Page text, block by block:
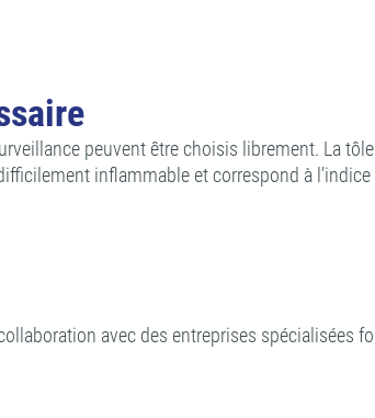
peuvent être choisis librement. La tôle
inflammable et correspond à l’indice
avec des entreprises spécialisées